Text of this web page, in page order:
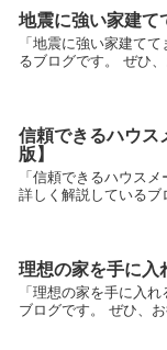
地震に強い家建て
「地震に強い家建て
るブログです。 ぜひ
信頼できるハウス
版】
「信頼できるハウス
詳しく解説している
理想の家を手に入
「理想の家を手に入
ブログです。 ぜひ、